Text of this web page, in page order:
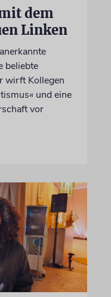
dem
Linken
beliebte
wirft Kollegen
und eine
vor